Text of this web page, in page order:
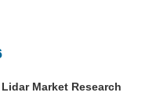
Market Research